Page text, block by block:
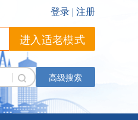
进入适老模式
高级搜索